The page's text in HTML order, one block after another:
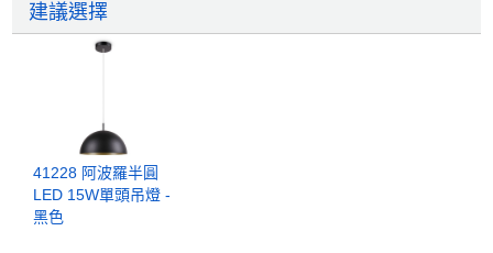
建議選擇
41228 阿波羅半圓
LED 15W單頭吊燈 -
黑色